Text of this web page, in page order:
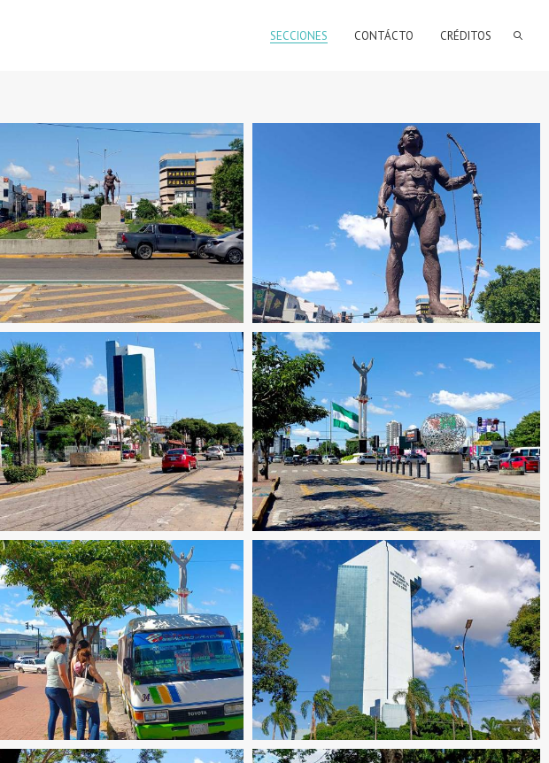
SECCIONES CONTÁCTO CRÉDITOS